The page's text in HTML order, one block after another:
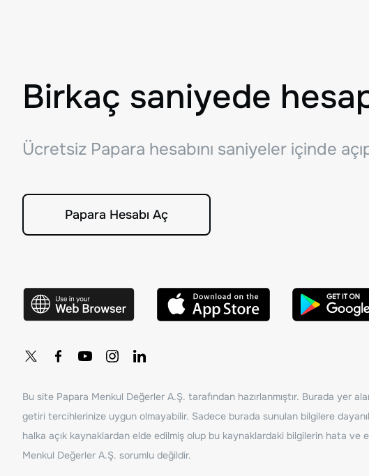
Birkaç saniyede
Ücretsiz Papara hesabını saniyeler içinde
Papara Hesabı Aç
Bu site Papara Menkul Değerler A.Ş. tarafından hazırlanmıştır. Burada yer
getiri tercihlerinize uygun olmayabilir. Sadece burada sunulan bilgilere
halka açık kaynaklardan elde edilmiş olup bu kaynaklardaki bilgilerin hata ve
Menkul Değerler A.Ş. sorumlu değildir.